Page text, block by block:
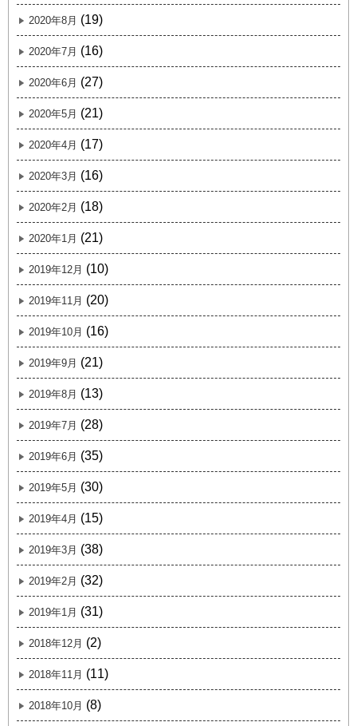
2020年8月 (19)
2020年7月 (16)
2020年6月 (27)
2020年5月 (21)
2020年4月 (17)
2020年3月 (16)
2020年2月 (18)
2020年1月 (21)
2019年12月 (10)
2019年11月 (20)
2019年10月 (16)
2019年9月 (21)
2019年8月 (13)
2019年7月 (28)
2019年6月 (35)
2019年5月 (30)
2019年4月 (15)
2019年3月 (38)
2019年2月 (32)
2019年1月 (31)
2018年12月 (2)
2018年11月 (11)
2018年10月 (8)